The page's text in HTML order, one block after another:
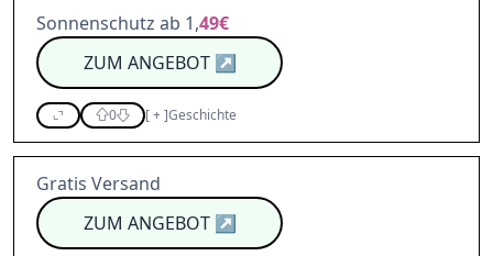
Sonnenschutz ab 1,49€
ZUM ANGEBOT↗
0 [+]Geschichte
Gratis Versand
ZUM ANGEBOT↗